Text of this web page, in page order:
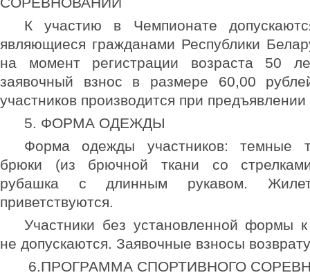
К участию в Чемпионате
являющиеся гражданами Республики
на момент регистрации возраста 50
заявочный взнос в размере 60,00
участников производится при предъявлении
5. ФОРМА ОДЕЖДЫ
Форма одежды участников: темные
брюки (из брючной ткани со
рубашка с длинным рукавом.
приветствуются.
Участники без установленной формы
не допускаются. Заявочные взносы
6.ПРОГРАММА СПОРТИВНОГО